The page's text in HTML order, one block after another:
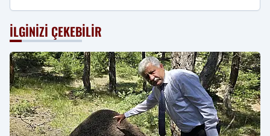
İLGINIZI ÇEKEBILIR